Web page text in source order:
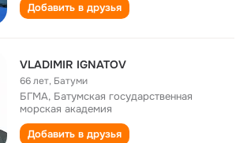
Добавить в друзья
VLADIMIR IGNATOV
66 лет, Батуми
БГМА, Батумская государственная
морская академия
Добавить в друзья